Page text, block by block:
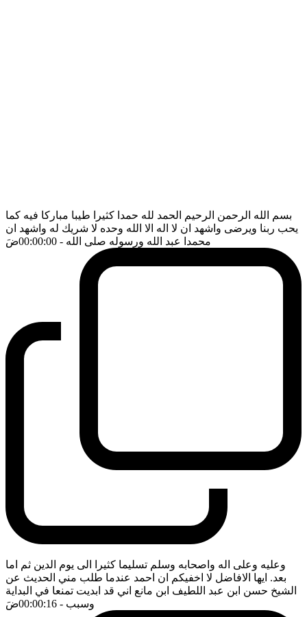
بسم الله الرحمن الرحيم الحمد لله حمدا كثيرا طيبا مباركا فيه كما
يحب ربنا ويرضى واشهد ان لا اله الا الله وحده لا شريك له واشهد ان
محمدا عبد الله ورسوله صلى الله - 00:00:00 ضَ
وعليه وعلى اله واصحابه وسلم تسليما كثيرا الى يوم الدين ثم اما
بعد. ايها الافاضل لا اخفيكم ان احمد عندما طلب مني الحديث عن
الشيخ حسن ابن عبد اللطيف ابن مانع اني قد ابديت تمنعا في البداية
وسبب - 00:00:16 ضَ